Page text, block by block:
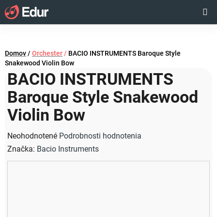
Prejsť
na
obsah
KOŠÍK
Domov/ Orchester / BACIO INSTRUMENTS Baroque Style
Snakewood Violin Bow
BACIO INSTRUMENTS
Baroque Style Snakewood
Violin Bow
Priemerné
hodnotenie
produktu
Neohodnotené Podrobnosti hodnotenia
Značka: Bacio Instruments